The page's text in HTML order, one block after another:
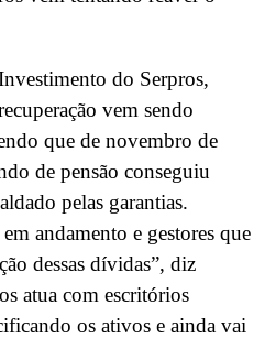
do Serpros,
vem sendo
que de novembro de
de pensão conseguiu
pelas garantias.
andamento e gestores que
dessas dívidas”, diz
atua com escritórios
os ativos e ainda vai